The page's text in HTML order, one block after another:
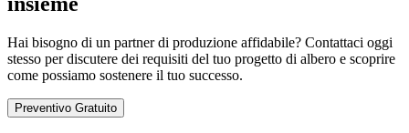
Hai bisogno di un partner di produzione affidabile? Contattaci oggi
stesso per discutere dei requisiti del tuo progetto di albero e scoprire
come possiamo sostenere il tuo successo.
Preventivo Gratuito